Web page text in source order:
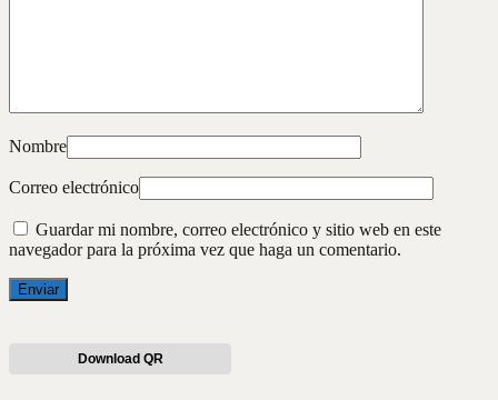
Nombre
Correo electrónico
Guardar mi nombre, correo electrónico y sitio web en este
navegador para la próxima vez que haga un comentario.
Download QR